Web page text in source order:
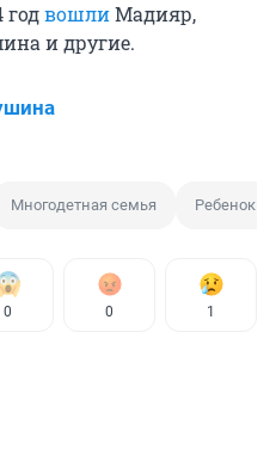
вошлиМадияр,
и другие.
Многодетная семья Ребенок
0 0 1